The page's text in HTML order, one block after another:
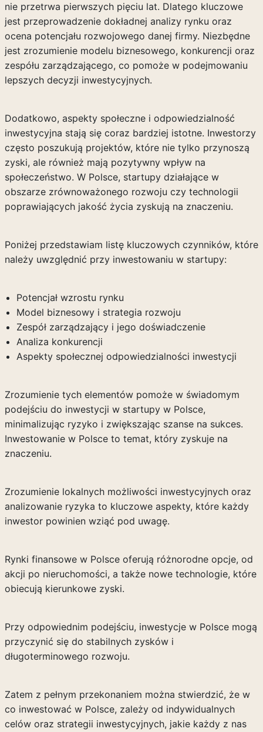
nie przetrwa pierwszych pięciu lat. Dlatego kluczowe
jest przeprowadzenie dokładnej analizy rynku oraz
ocena potencjału rozwojowego danej firmy. Niezbędne
jest zrozumienie modelu biznesowego, konkurencji oraz
zespółu zarządzającego, co pomoże w podejmowaniu
lepszych decyzji inwestycyjnych.
Dodatkowo, aspekty społeczne i odpowiedzialność
inwestycyjna stają się coraz bardziej istotne. Inwestorzy
często poszukują projektów, które nie tylko przynoszą
zyski, ale również mają pozytywny wpływ na
społeczeństwo. W Polsce, startupy działające w
obszarze zrównoważonego rozwoju czy technologii
poprawiających jakość życia zyskują na znaczeniu.
Poniżej przedstawiam listę kluczowych czynników, które
należy uwzględnić przy inwestowaniu w startupy:
Potencjał wzrostu rynku
Model biznesowy i strategia rozwoju
Zespół zarządzający i jego doświadczenie
Analiza konkurencji
Aspekty społecznej odpowiedzialności inwestycji
Zrozumienie tych elementów pomoże w świadomym
podejściu do inwestycji w startupy w Polsce,
minimalizując ryzyko i zwiększając szanse na sukces.
Inwestowanie w Polsce to temat, który zyskuje na
znaczeniu.
Zrozumienie lokalnych możliwości inwestycyjnych oraz
analizowanie ryzyka to kluczowe aspekty, które każdy
inwestor powinien wziąć pod uwagę.
Rynki finansowe w Polsce oferują różnorodne opcje, od
akcji po nieruchomości, a także nowe technologie, które
obiecują kierunkowe zyski.
Przy odpowiednim podejściu, inwestycje w Polsce mogą
przyczynić się do stabilnych zysków i
długoterminowego rozwoju.
Zatem z pełnym przekonaniem można stwierdzić, że w
co inwestować w Polsce, zależy od indywidualnych
celów oraz strategii inwestycyjnych, jakie każdy z nas